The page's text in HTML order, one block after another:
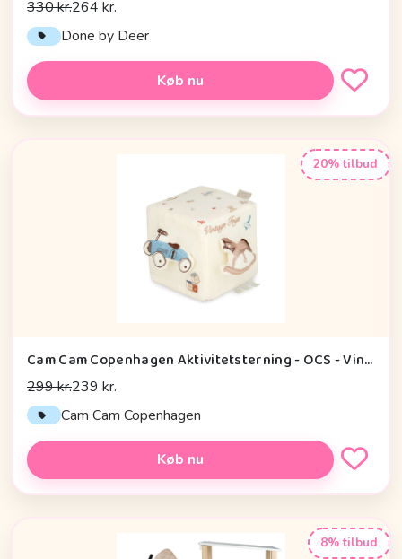
330 kr.264 kr.
Done by Deer
Køb nu
20% tilbud
Cam Cam Copenhagen Aktivitetsterning - OCS - Vintage Toys
299 kr.239 kr.
Cam Cam Copenhagen
Køb nu
8% tilbud